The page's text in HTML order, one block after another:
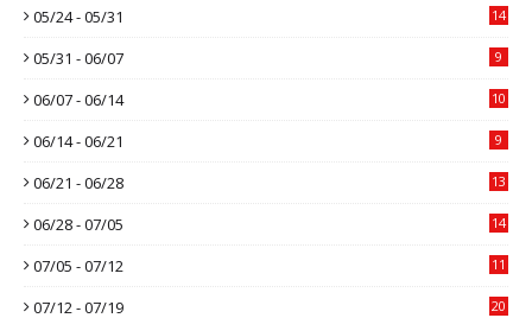
05/24 - 05/31 14
05/31 - 06/07 9
06/07 - 06/14 10
06/14 - 06/21 9
06/21 - 06/28 13
06/28 - 07/05 14
07/05 - 07/12 11
07/12 - 07/19 20